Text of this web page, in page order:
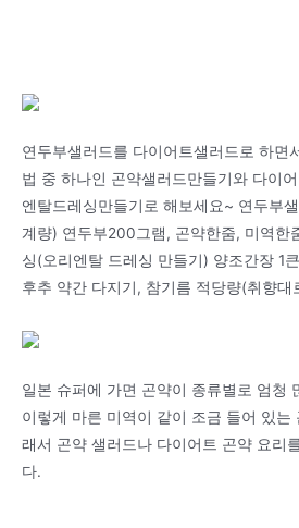
연두부샐러드를 다이어트샐러드로 하면
법 중 하나인 곤약샐러드만들기와 다이
엔탈드레싱만들기로 해보세요~ 연두부
계량) 연두부200그램, 곤약한줌, 미역한
싱(오리엔탈 드레싱 만들기) 양조간장 1
후추 약간 다지기, 참기름 적당량(취향대
일본 슈퍼에 가면 곤약이 종류별로 엄청
이렇게 마른 미역이 같이 조금 들어 있는
래서 곤약 샐러드나 다이어트 곤약 요리
다.